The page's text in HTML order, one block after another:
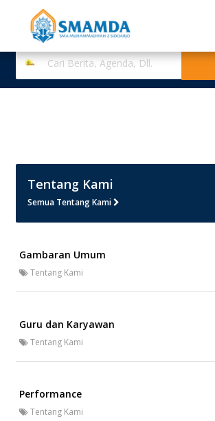
Tentang Kami
Semua Tentang Kami
Gambaran Umum
Tentang Kami
Guru dan Karyawan
Tentang Kami
Performance
Tentang Kami